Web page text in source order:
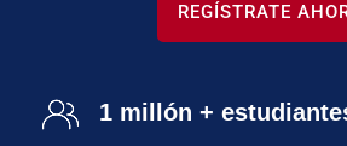
REGÍSTRATE
1 millón +